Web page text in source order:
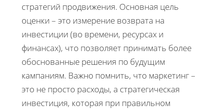
стратегий продвижения. Основная цель
оценки – это измерение возврата на
инвестиции (во времени, ресурсах и
финансах), что позволяет принимать более
обоснованные решения по будущим
кампаниям. Важно помнить, что маркетинг –
это не просто расходы, а стратегическая
инвестиция, которая при правильном